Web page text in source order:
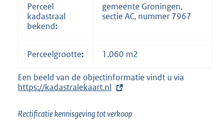
b
Perceel
kadastraal
bekend:
gemeente Groningen,
sectie AC, nummer 7967
Perceelgrootte: 1.060 m2
Een beeld van de objectinformatie vindt u via
https://kadastralekaart.nl
Rectificatie kennisgeving tot verkoop